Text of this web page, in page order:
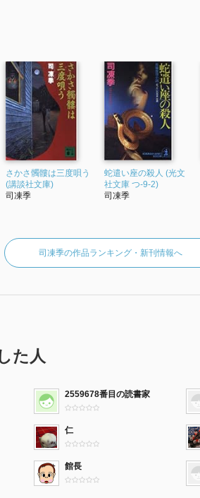
さかさ髑髏は三度唄う
(講談社文庫)
司凍季
蛇遣い座の殺人 (光文
社文庫 つ-9-2)
司凍季
司凍季の作品ランキング・新刊情報へ
た人
2559678番目の読書家
仁
館長